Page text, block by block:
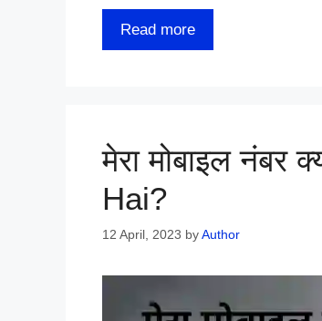
Read more
मेरा मोबाइल
Hai?
12 April, 2023 byAuthor